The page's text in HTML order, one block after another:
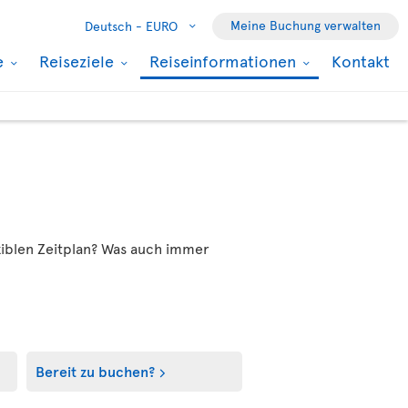
Deutsch - EURO Meine Buchung verwalten
Reiseziele Reiseinformationen Kontakt
Zeitplan? Was auch immer
Bereit zu buchen?